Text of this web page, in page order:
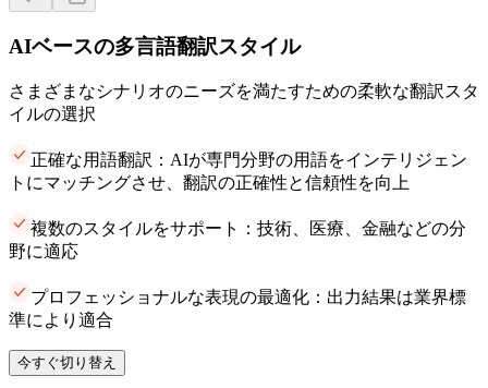
AIベースの多言語翻訳スタイル
さまざまなシナリオのニーズを満たすための柔軟な翻訳スタ
イルの選択
正確な用語翻訳：AIが専門分野の用語をインテリジェン
トにマッチングさせ、翻訳の正確性と信頼性を向上
複数のスタイルをサポート：技術、医療、金融などの分
野に適応
プロフェッショナルな表現の最適化：出力結果は業界標
準により適合
今すぐ切り替え